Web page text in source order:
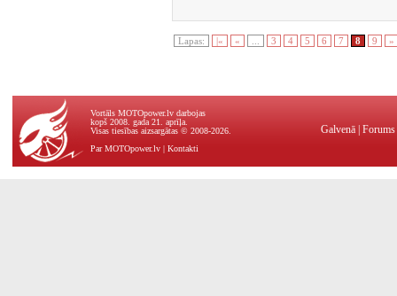
Lapas: |« « 3 4 5 6 7 8 9 »
Vortāls MOTOpower.lv darbojas
kopš 2008. gada 21. aprīļa.
Visas tiesības aizsargātas © 2008-2026.
Par MOTOpower.lv | Kontakti
Galvenā Forums